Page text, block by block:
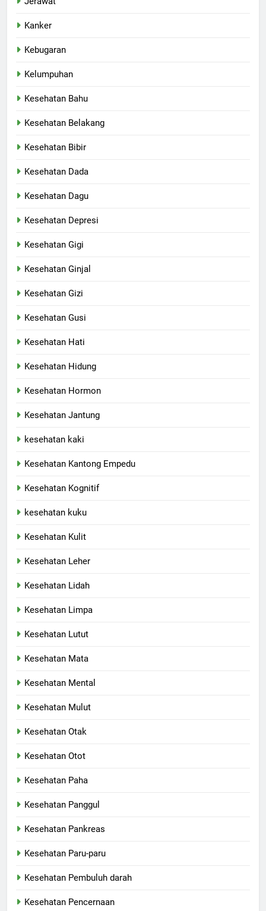
Kanker
Kebugaran
Kelumpuhan
Kesehatan Bahu
Kesehatan Belakang
Kesehatan Bibir
Kesehatan Dada
Kesehatan Dagu
Kesehatan Depresi
Kesehatan Gigi
Kesehatan Ginjal
Kesehatan Gizi
Kesehatan Gusi
Kesehatan Hati
Kesehatan Hidung
Kesehatan Hormon
Kesehatan Jantung
kesehatan kaki
Kesehatan Kantong Empedu
Kesehatan Kognitif
kesehatan kuku
Kesehatan Kulit
Kesehatan Leher
Kesehatan Lidah
Kesehatan Limpa
Kesehatan Lutut
Kesehatan Mata
Kesehatan Mental
Kesehatan Mulut
Kesehatan Otak
Kesehatan Otot
Kesehatan Paha
Kesehatan Panggul
Kesehatan Pankreas
Kesehatan Paru-paru
Kesehatan Pembuluh darah
Kesehatan Pencernaan